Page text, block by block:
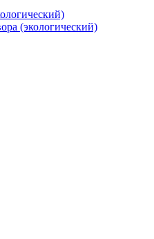
(экологический)